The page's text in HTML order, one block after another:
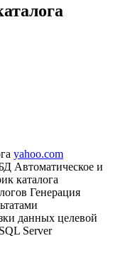
yahoo.com
Автоматическое и
каталога
Генерация
данных целевой
Server